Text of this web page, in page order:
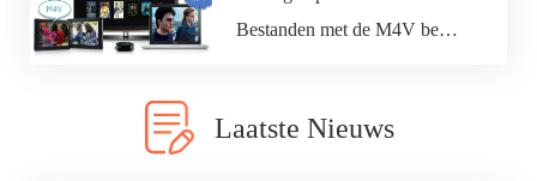
Bestanden met de M4V bestandsextentie zijn tegenwoordelijk heel populair dankzij het grote aantal Apple gebruikers. Maar er zijn nog steeds…
Laatste Nieuws